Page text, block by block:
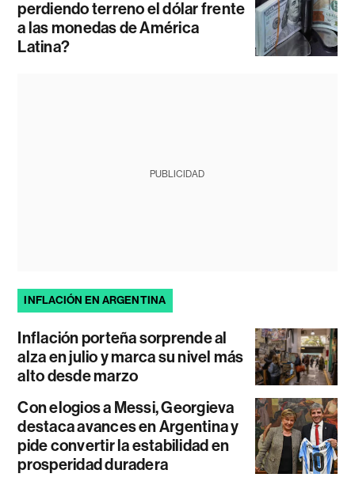
perdiendo terreno el dólar frente
a las monedas de América
Latina?
PUBLICIDAD
INFLACIÓN EN ARGENTINA
Inflación porteña sorprende al
alza en julio y marca su nivel más
alto desde marzo
Con elogios a Messi, Georgieva
destaca avances en Argentina y
pide convertir la estabilidad en
prosperidad duradera